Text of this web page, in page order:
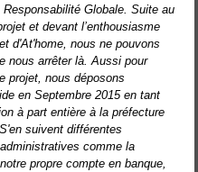
Responsabilité Globale. Suite au
et devant l’enthousiasme
d'At'home, nous ne pouvons
nous arrêter là. Aussi pour
projet, nous déposons
en Septembre 2015 en tant
à part entière à la préfecture
suivent différentes
comme la
propre compte en banque,